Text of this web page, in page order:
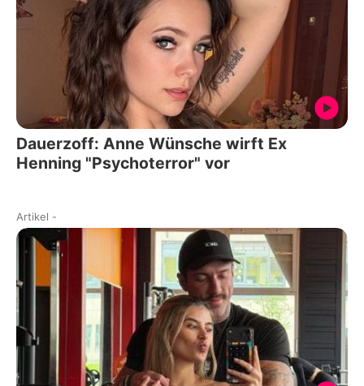
Dauerzoff: Anne Wünsche wirft Ex
Henning "Psychoterror" vor
Artikel -